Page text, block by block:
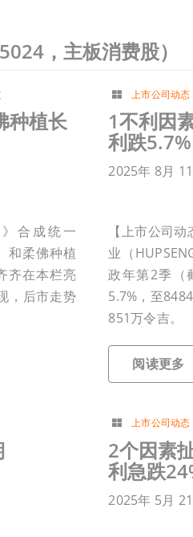
，主板消费股）
种植长
合成统一
和柔佛种植
齐在本栏亮
，后市走势
上市公司动态
1不利因
利跌5.7%
2025年 8月
【上市公司
业（
政年第2季（
5.7%，至
851万令吉。
阅读更多
上市公司动态
2个因素
利急跌
2025年 5月